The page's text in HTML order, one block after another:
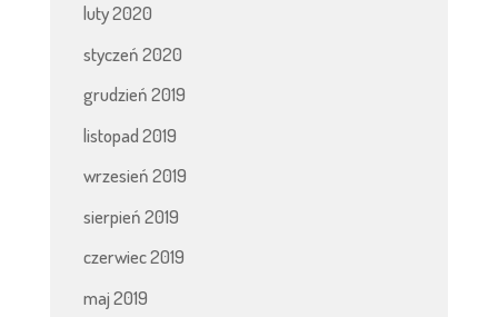
luty 2020
styczeń 2020
grudzień 2019
listopad 2019
wrzesień 2019
sierpień 2019
czerwiec 2019
maj 2019